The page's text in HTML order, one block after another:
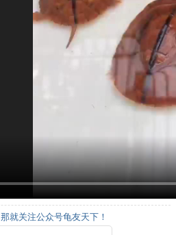
就关注公众号龟友天下！